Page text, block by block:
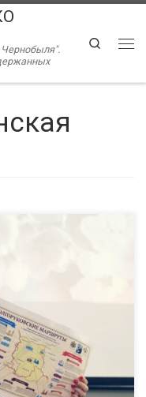
Search
с лидерами брянских
Тула в рамках
центр
для устойчивого
при поддержке
(АНО
давний